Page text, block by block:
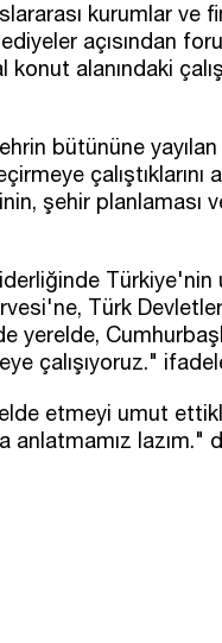
kurumlar ve
açısından
alanındaki
bütününe yayılan
şehir planlaması
Türk
çalışıyoruz."
etmeyi umut
anlatmamız lazım."